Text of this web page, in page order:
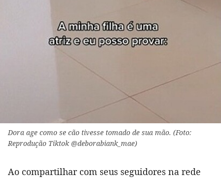
Dora age como se cão tivesse tomado de sua mão. (Foto:
Reprodução Tiktok @deborabiank_mae)
Ao compartilhar com seus seguidores na rede